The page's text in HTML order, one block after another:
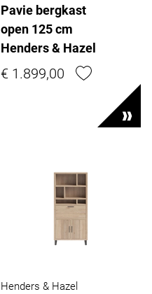
Pavie bergkast
open 125 cm
Henders & Hazel
€ 1.899,00
Henders & Hazel